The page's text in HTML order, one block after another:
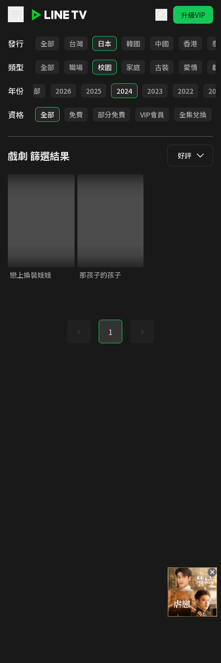
升級VIP
發行 全部 台灣 日本 韓國 中國 香港 泰
類型 全部 職場 校園 家庭 古裝 愛情 都
年份 全部 2026 2025 2024 2023 2022
資格 全部 免費 部分免費 VIP會員 全集兌換
戲劇 篩選結果 好評
戀上換裝娃娃 那孩子的孩子
1